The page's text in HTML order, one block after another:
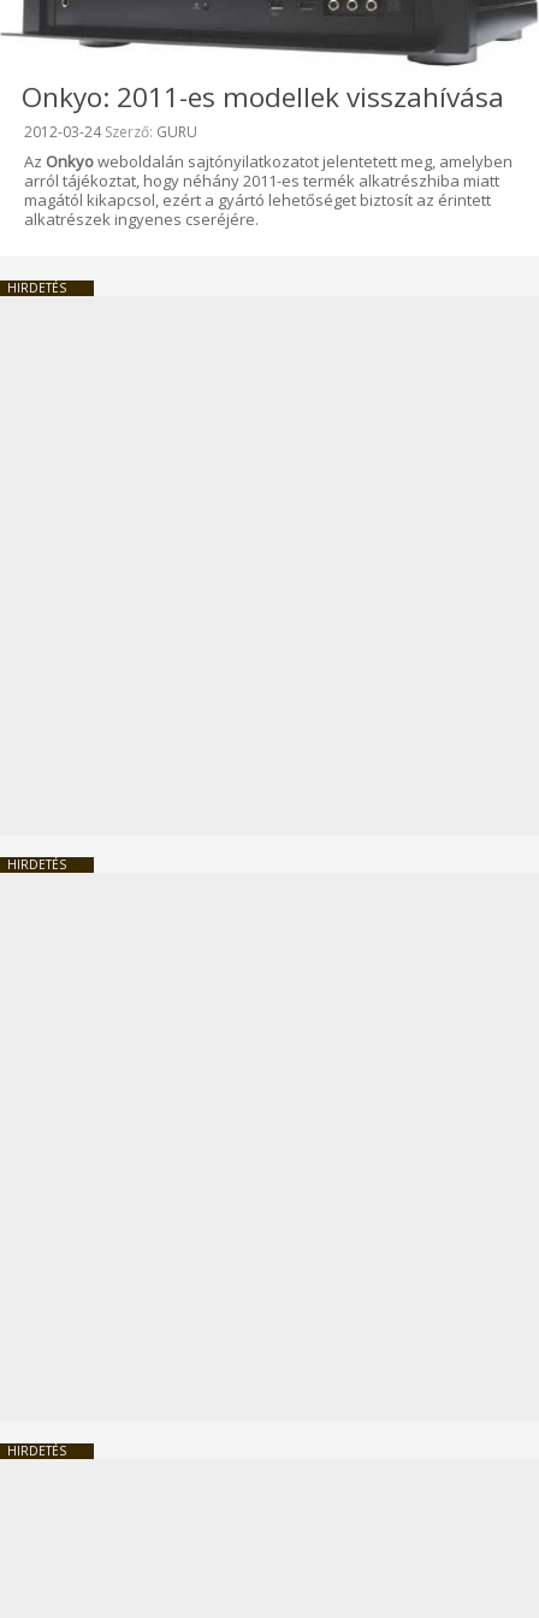
Onkyo: 2011-es modellek visszahívása
Beküldve:
2012-03-24Szerző: GURU
Az Onkyoweboldalán sajtónyilatkozatot jelentetett meg, amelyben
arról tájékoztat, hogy néhány 2011-es termék alkatrészhiba miatt
magától kikapcsol, ezért a gyártó lehetőséget biztosít az érintett
alkatrészek ingyenes cseréjére.
HIRDETÉS
HIRDETÉS
HIRDETÉS